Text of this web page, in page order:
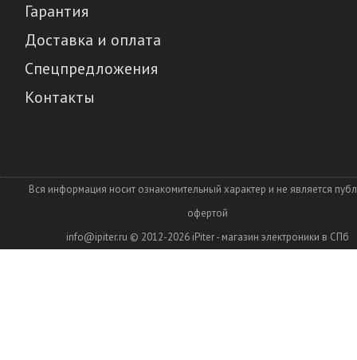
Гарантия
Доставка и оплата
Спецпредложения
Контакты
Вся информация носит ознакомительный характер и не является
офертой
info@ipiter.ru © 2012-2026 iPiter - магазин электроники в СПб